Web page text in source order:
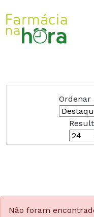
Ordenar
Não foram